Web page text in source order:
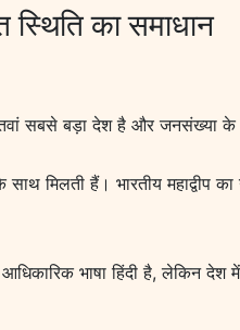
स्थिति का समाधान
सबसे बड़ा देश है और जनसंख्या
मिलती हैं। भारतीय महाद्वीप
भाषा हिंदी है, लेकिन